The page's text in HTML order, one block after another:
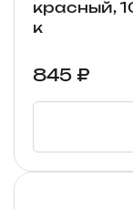
красный,
к
845 ₽